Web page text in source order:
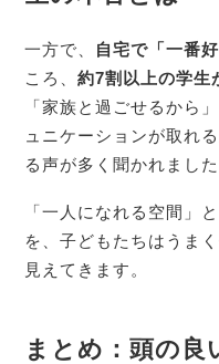
一方で、 自宅で「一番
ころ、約7割以上の学生
「家族と過ごせるから
ュニケーションが取れ
る声が多く聞かれました
「一人になれる空間」
を、子どもたちはうま
見えてきます。
まとめ：頭の良